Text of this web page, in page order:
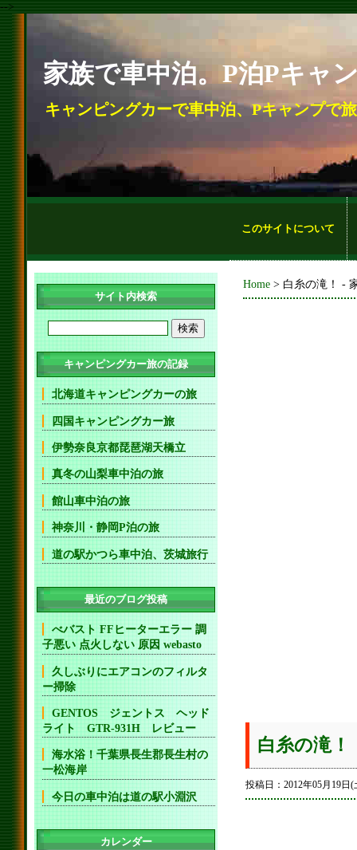
-->
家族で車中泊。P泊Pキャ
キャンピングカーで車中泊、Pキャンプで
このサイトについて
Home > 白糸の滝！ -
白糸の滝！
投稿日：2012年05月19
サイト内検索
キャンピングカー旅の記録
北海道キャンピングカーの旅
四国キャンピングカー旅
伊勢奈良京都琵琶湖天橋立
真冬の山梨車中泊の旅
館山車中泊の旅
神奈川・静岡P泊の旅
道の駅かつら車中泊、茨城旅行
最近のブログ投稿
べバスト FFヒーターエラー 調
子悪い 点火しない 原因 webasto
久しぶりにエアコンのフィルタ
ー掃除
GENTOS ジェントス ヘッド
ライト GTR-931H レビュー
海水浴！千葉県長生郡長生村の
一松海岸
今日の車中泊は道の駅小淵沢
カレンダー